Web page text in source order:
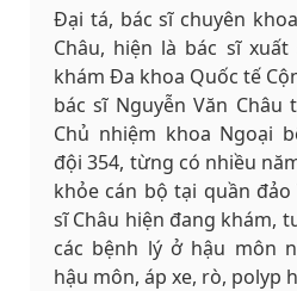
Đại tá, bác sĩ chuyên
Châu, hiện là bác sĩ xuất
khám Đa khoa Quốc tế
bác sĩ Nguyễn Văn Châu
Chủ nhiệm khoa Ngoại
đội 354, từng có nhiều
khỏe cán bộ tại quần đảo
sĩ Châu hiện đang khám,
các bệnh lý ở hậu môn
hậu môn, áp xe, rò, polyp